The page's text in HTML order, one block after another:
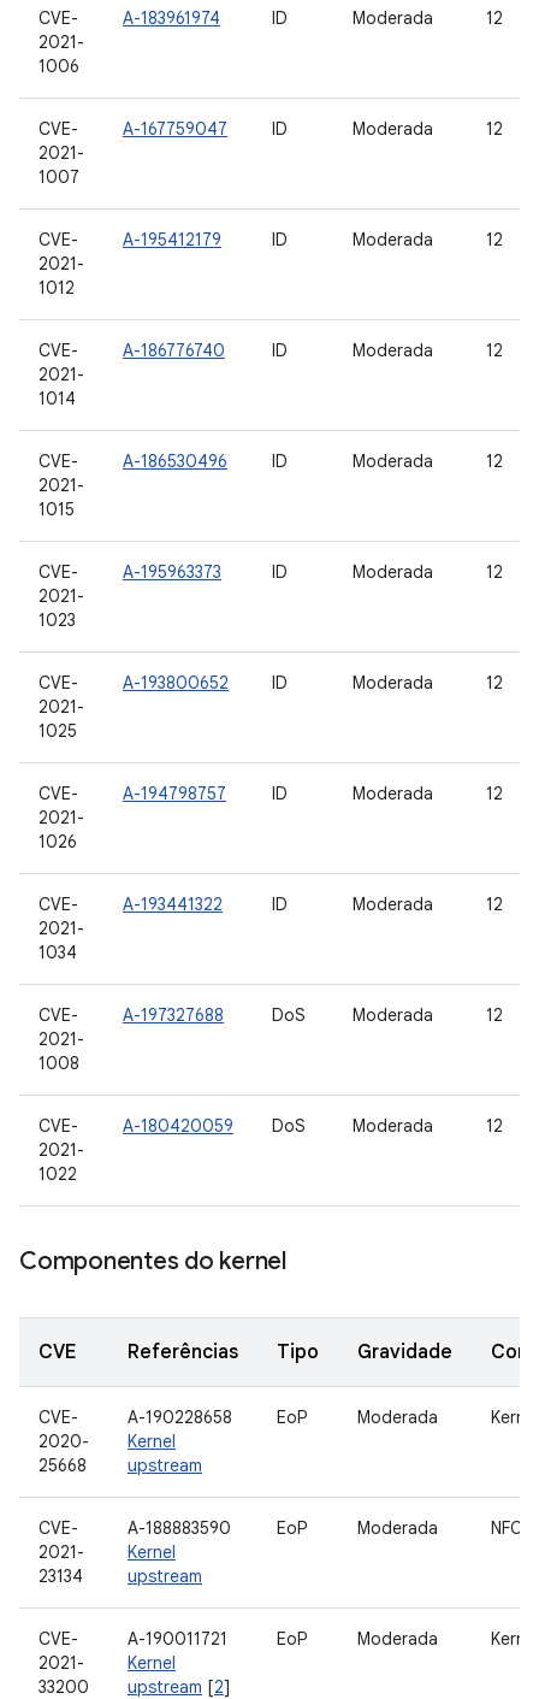
CVE-
2021-
1006
A-183961974 ID Moderada 12
CVE-
2021-
1007
A-167759047 ID Moderada 12
CVE-
2021-
1012
A-195412179 ID Moderada 12
CVE-
2021-
1014
A-186776740 ID Moderada 12
CVE-
2021-
1015
A-186530496 ID Moderada 12
CVE-
2021-
1023
A-195963373 ID Moderada 12
CVE-
2021-
1025
A-193800652 ID Moderada 12
CVE-
2021-
1026
A-194798757 ID Moderada 12
CVE-
2021-
1034
A-193441322 ID Moderada 12
CVE-
2021-
1008
A-197327688 DoS Moderada 12
CVE-
2021-
1022
A-180420059 DoS Moderada 12
Componentes do kernel
CVE Referências Tipo Gravidade
CVE-
2020-
25668
A-190228658
Kernel
upstream
EoP Moderada Kernel
CVE-
2021-
23134
A-188883590
Kernel
upstream
EoP Moderada NFC
CVE-
2021-
33200
A-190011721
Kernel
upstream [2]
EoP Moderada Kernel